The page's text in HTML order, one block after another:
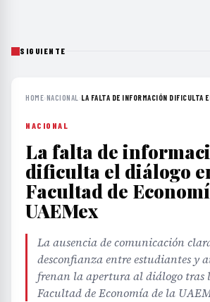
SIGUIENTE
HOME›NACIONAL ›LA FALTA DE INFORMACIÓN DIFICULTA
NACIONAL
La falta de
dificulta el diálogo
Facultad de
UAEMex
La ausencia de comunicación
desconfianza entre estudiantes y
frenan la apertura al diálogo tras
Facultad de Economía de la